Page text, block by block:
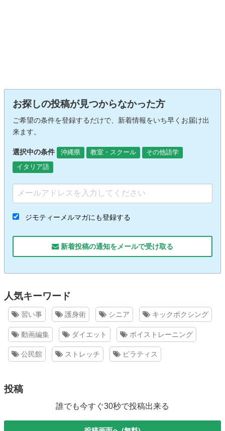
お探しの投稿が見つからなかった方
ご希望の条件を登録するだけで、新着情報をいち早くお届け出
来ます。
選択中の条件 沖縄県 教室・スクール
その他語学
イタリア語
ジモティーメルマガにも登録する
新着投稿の通知をメールで受け取る
人気キーワード
習い事 護身術 シニア キックボクシング
動画編集 ダイエット ボイストレーニング
公民館 ストレッチ ピラティス
投稿
誰でも今すぐ30秒で投稿出来る